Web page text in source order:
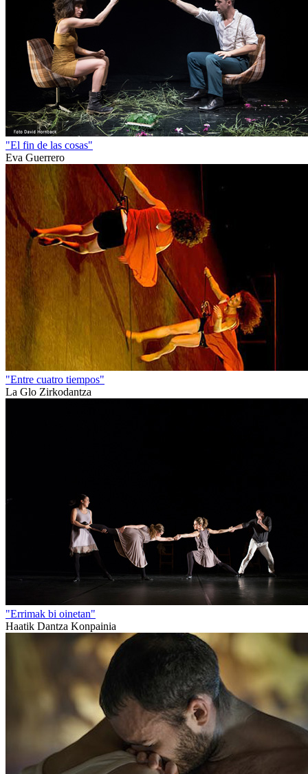
"El fin de las cosas"
Eva Guerrero
"Entre cuatro tiempos"
La Glo Zirkodantza
"Errimak bi oinetan"
Haatik Dantza Konpainia